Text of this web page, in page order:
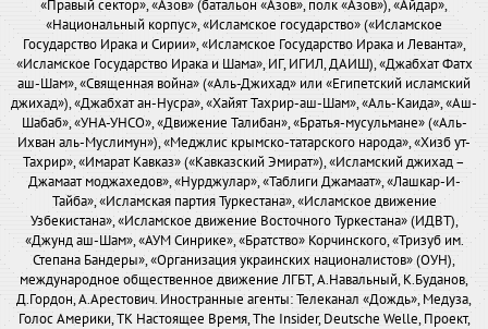
«Правый сектор», «Азов» (батальон «Азов», полк «Азов»), «Айдар»,
«Национальный корпус», «Исламское государство» («Исламское
Государство Ирака и Сирии», «Исламское Государство Ирака и Леванта»,
«Исламское Государство Ирака и Шама», ИГ, ИГИЛ, ДАИШ), «Джабхат Фатх
аш-Шам», «Священная война» («Аль-Джихад» или «Египетский исламский
джихад»), «Джабхат ан-Нусра», «Хайят Тахрир-аш-Шам», «Аль-Каида», «Аш-
Шабаб», «УНА-УНСО», «Движение Талибан», «Братья-мусульмане» («Аль-
Ихван аль-Муслимун»), «Меджлис крымско-татарского народа», «Хизб ут-
Тахрир», «Имарат Кавказ» («Кавказский Эмират»), «Исламский джихад –
Джамаат моджахедов», «Нурджулар», «Таблиги Джамаат», «Лашкар-И-
Тайба», «Исламская партия Туркестана», «Исламское движение
Узбекистана», «Исламское движение Восточного Туркестана» (ИДВТ),
«Джунд аш-Шам», «АУМ Синрике», «Братство» Корчинского, «Тризуб им.
Степана Бандеры», «Организация украинских националистов» (ОУН),
международное общественное движение ЛГБТ, А.Навальный, К.Буданов,
Д.Гордон, А.Арестович. Иностранные агенты: Телеканал «Дождь», Медуза,
Голос Америки, ТК Настоящее Время, The Insider, Deutsche Welle, Проект,